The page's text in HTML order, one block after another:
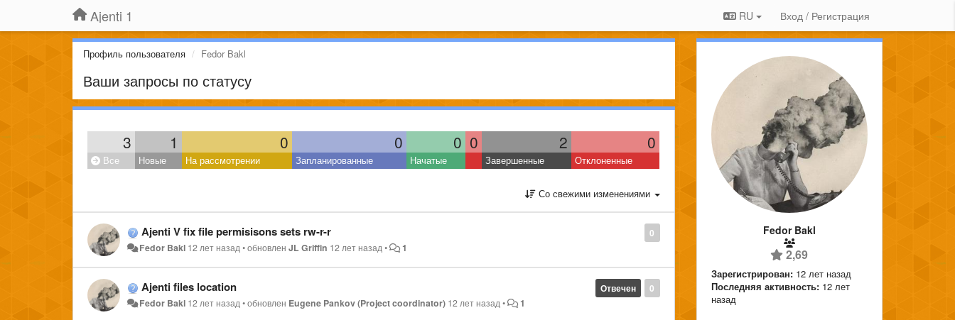
Ajenti 1 RU Вход / Регистрация
Профиль пользователя Fedor Bakl
Ваши запросы по статусу
3 1 0 0 0 0 2 0
Все Новые На рассмотрении Запланированные Начатые Завершенные Отклоненные
Со свежими изменениями
0
Ajenti V fix file permisisons sets rw-r-r
Fedor Bakl 12 лет назад•обновленJL Griffin 12 лет назад• 1
0
Отвечен
Ajenti files location
Fedor Bakl 12 лет назад•обновлен Eugene Pankov (Project coordinator) 12 лет назад• 1
Fedor Bakl
2,69
Зарегистрирован: 12 лет назад
Последняя активность: 12 лет
назад